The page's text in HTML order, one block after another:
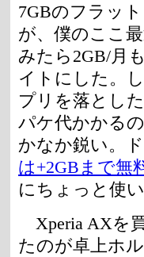
7GBのフラッ
が、僕のここ
みたら2GB/月
イトにした。
プリを落とし
パケ代かかる
かなか鋭い。
は+2GBまで無
にちょっと使
Xperia AXを
たのが卓上ホ